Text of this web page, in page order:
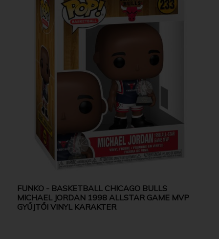
FUNKO - BASKETBALL CHICAGO BULLS
MICHAEL JORDAN 1998 ALLSTAR GAME MVP
GYŰJTŐI VINYL KARAKTER